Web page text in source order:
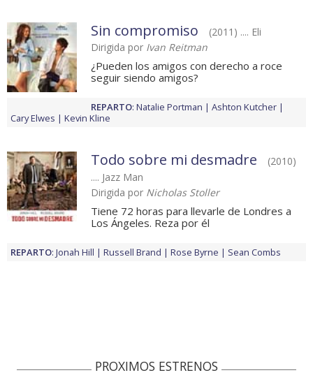
Sin compromiso
(2011) .... Eli
Dirigida por Ivan Reitman
¿Pueden los amigos con derecho a roce
seguir siendo amigos?
REPARTO: Natalie Portman
Ashton Kutcher
Cary Elwes
Kevin Kline
Todo sobre mi desmadre
(2010)
.... Jazz Man
Dirigida por Nicholas Stoller
Tiene 72 horas para llevarle de Londres a
Los Ángeles. Reza por él
REPARTO: Jonah Hill Russell Brand Rose Byrne Sean Combs
PROXIMOS ESTRENOS